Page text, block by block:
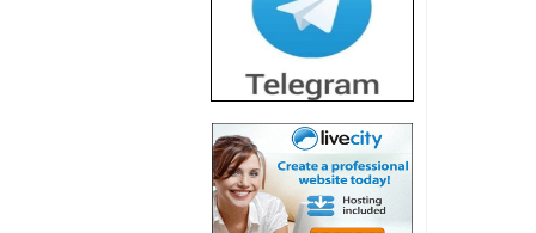
חשיפת מה שלא
רוצים שתדעו בעניין
פריסת אנלימיטד
(בניחוח בלתי נסבל) -
כאן
חשיפה: איוב קרא
אישר לקבוצת סלקום
בדיוק מה שביבי אישר
כאן